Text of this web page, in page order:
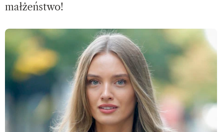
małżeństwo!